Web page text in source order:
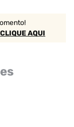
CLIQUE AQUI